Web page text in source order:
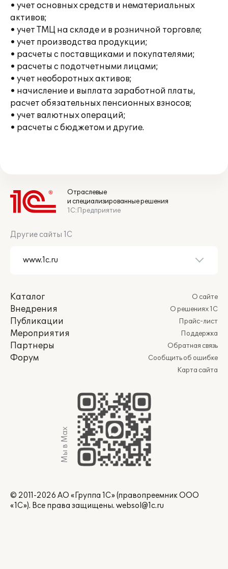
• учет основных средств и нематериальных
активов;
• учет ТМЦ на складе и в розничной торговле;
• учет производства продукции;
• расчеты с поставщиками и покупателями;
• расчеты с подотчетными лицами;
• учет необоротных активов;
• начисление и выплата заработной платы,
расчет обязательных пенсионных взносов;
• учет валютных операций;
• расчеты с бюджетом и другие.
Отраслевые
и специализированные решения
1С:Предприятие
Другие сайты 1С
Каталог
Внедрения
Публикации
Мероприятия
Партнеры
Форум
О сайте
О решениях 1С
Прайс-лист
Поддержка
Обратная связь
Сообщить об ошибке
Карта сайта
Мы в Max
© 2011-2026 АО «Группа 1С» (правопреемник ООО
«1С»). Все права защищены. websol@1c.ru